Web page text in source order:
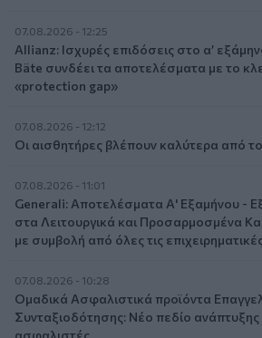
07.08.2026 - 12:25
Allianz: Ισχυρές επιδόσεις στο α’
Bäte συνδέει τα αποτελέσματα με το
«protection gap»
07.08.2026 - 12:12
Οι αισθητήρες βλέπουν καλύτερα από
07.08.2026 - 11:01
Generali: Αποτελέσματα Α' Εξαμήνου -
στα Λειτουργικά και Προσαρμοσμένα
με συμβολή από όλες τις
07.08.2026 - 10:28
Ομαδικά Ασφαλιστικά προϊόντα
Συνταξιοδότησης: Νέο πεδίο ανάπτυξης